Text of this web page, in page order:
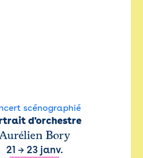
scénographié
d'orchestre
Bory
21 → 23 janv.